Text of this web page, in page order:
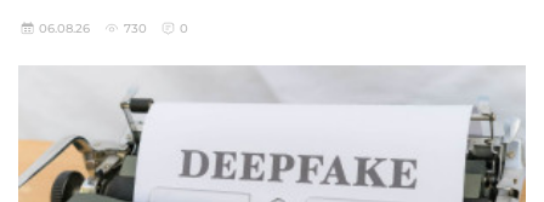
06.08.26 730 0